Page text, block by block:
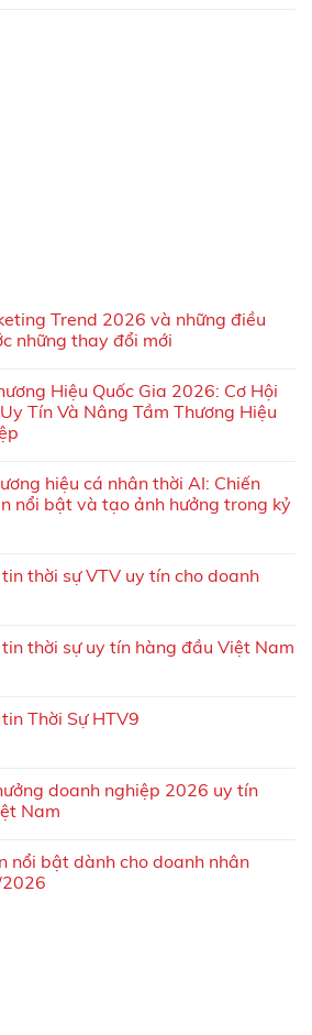
Trend 2026 và những điều
những thay đổi mới
Hiệu Quốc Gia 2026: Cơ Hội
Tín Và Nâng Tầm Thương Hiệu
hiệu cá nhân thời AI: Chiến
nổi bật và tạo ảnh hưởng trong kỷ
thời sự VTV uy tín cho doanh
thời sự uy tín hàng đầu Việt Nam
Thời Sự HTV9
doanh nghiệp 2026 uy tín
Nam
nổi bật dành cho doanh nhân